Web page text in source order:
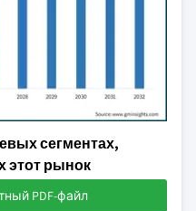
сегментах,
рынок
PDF-файл